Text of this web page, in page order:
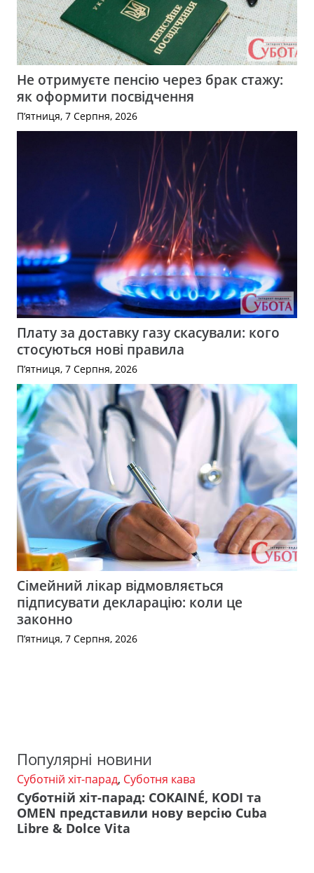
Не отримуєте пенсію через брак стажу:
як оформити посвідчення
П’ятниця, 7 Серпня, 2026
Плату за доставку газу скасували: кого
стосуються нові правила
П’ятниця, 7 Серпня, 2026
Сімейний лікар відмовляється
підписувати декларацію: коли це
законно
П’ятниця, 7 Серпня, 2026
Популярні новини
Суботній хіт-парад, Суботня кава
Суботній хіт-парад: COKAINÉ, KODI та
OMEN представили нову версію Cuba
Libre & Dolce Vita